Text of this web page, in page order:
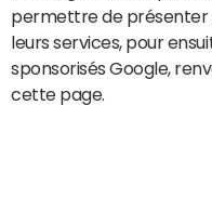
permettre de présenter
leurs services, pour
sponsorisés Google,
cette page.